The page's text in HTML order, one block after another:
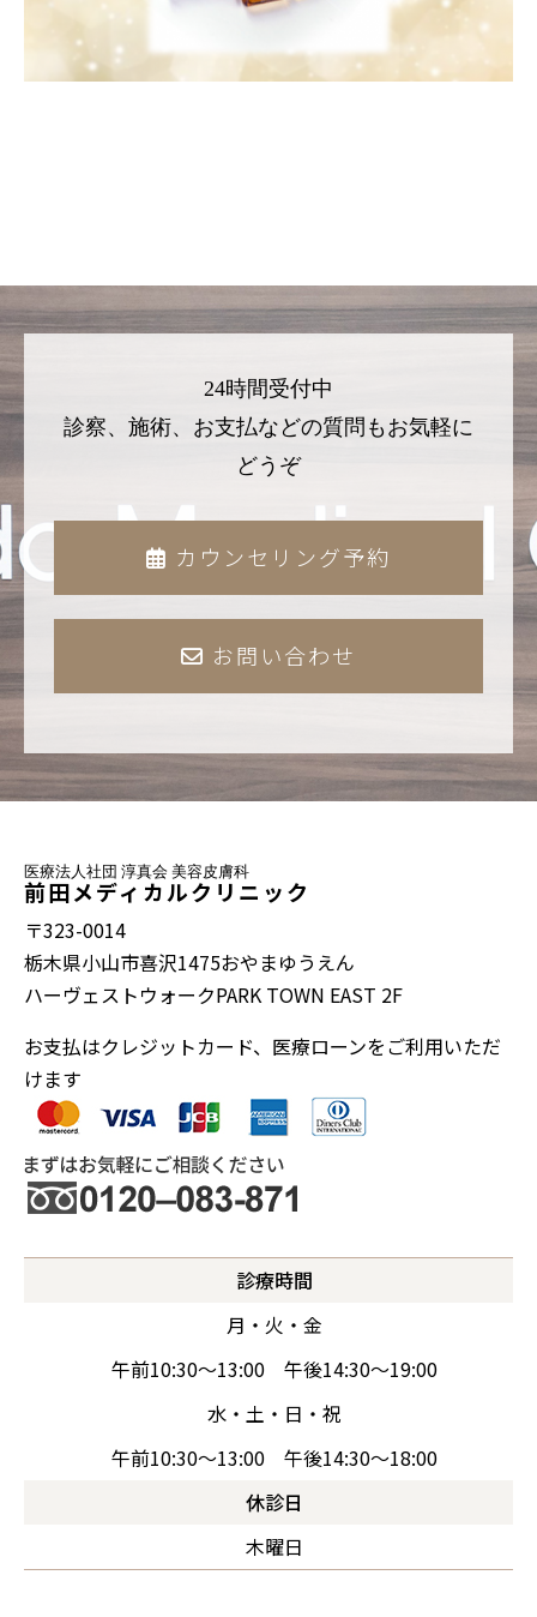
24時間受付中
診察、施術、お支払などの質問もお気軽に
どうぞ
カウンセリング予約
お問い合わせ
医療法人社団 淳真会 美容皮膚科
前田メディカルクリニック
〒323-0014
栃木県小山市喜沢1475おやまゆうえん
ハーヴェストウォークPARK TOWN EAST 2F
お支払はクレジットカード、医療ローンをご利用いただ
けます
診療時間
月・火・金
午前10:30～13:00 午後14:30～19:00
水・土・日・祝
午前10:30～13:00 午後14:30～18:00
休診日
木曜日